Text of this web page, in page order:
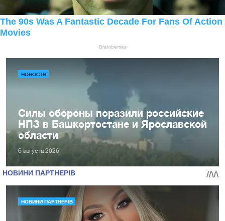
НОВОСТИ
Силы обороны поразили российские
НПЗ в Башкортостане и Ярославской
области
6 августа 2026